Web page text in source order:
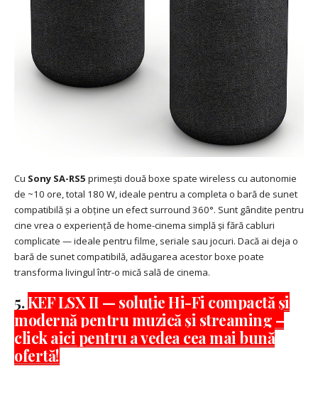
Cu Sony SA-RS5 primești două boxe spate wireless cu autonomie
de ~10 ore, total 180 W, ideale pentru a completa o bară de sunet
compatibilă și a obține un efect surround 360°. Sunt gândite pentru
cine vrea o experiență de home-cinema simplă și fără cabluri
complicate — ideale pentru filme, seriale sau jocuri. Dacă ai deja o
bară de sunet compatibilă, adăugarea acestor boxe poate
transforma livingul într-o mică sală de cinema.
5.KEF LSX II — soluție Hi-Fi compactă și
modernă pentru muzică și streaming –
click aici pentru a vedea cea mai bună
ofertă!